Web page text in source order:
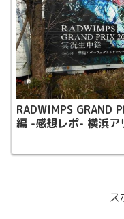
RADWIMPS GRAND
編 -感想レポ- 横浜ア
ス